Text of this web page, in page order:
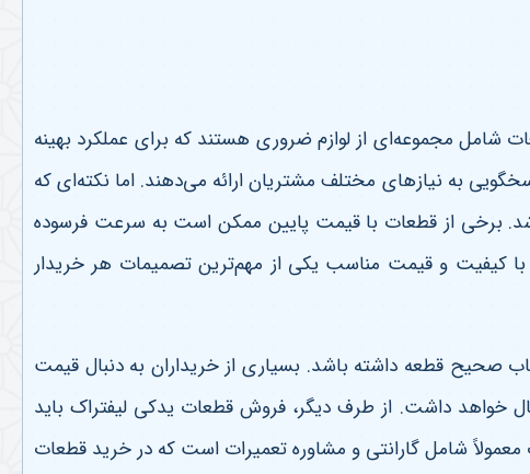
شامل مجموعه‌ای از لوازم ضروری هستند که برای عملکرد بهینه
به نیازهای مختلف مشتریان ارائه می‌دهند. اما نکته‌ای که
برخی از قطعات با قیمت پایین ممکن است به سرعت فرسوده
کیفیت و قیمت مناسب یکی از مهم‌ترین تصمیمات هر خریدار
صحیح قطعه داشته باشد. بسیاری از خریداران به دنبال قیمت
خواهد داشت. از طرف دیگر، فروش قطعات یدکی لیفتراک باید
شامل گارانتی و مشاوره تعمیرات است که در خرید قطعات